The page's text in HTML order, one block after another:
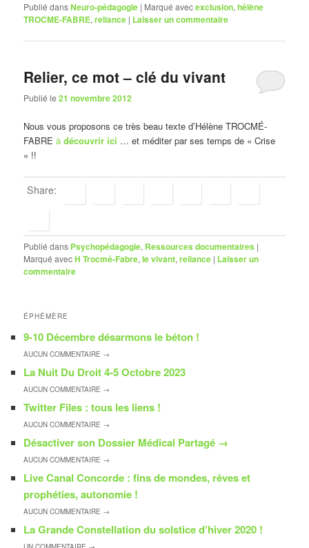
Publié dansNeuro-pédagogie | Marqué avecexclusion,hélène
TROCME-FABRE,reliance | Laisser un commentaire
Relier, ce mot – clé du vivant
Publié le21 novembre 2012
Nous vous proposons ce très beau texte d’Hélène TROCMÉ-
FABREàdécouvrir ici … et méditer par ses temps de « Crise
« !!
Share:
Publié dans Psychopédagogie, Ressources documentaires |
Marqué avecH Trocmé-Fabre,le vivant,reliance | Laisser un
commentaire
ÉPHÉMÈRE
9-10 Décembre désarmons le béton !
AUCUNCOMMENTAIRE →
La Nuit Du Droit 4-5 Octobre 2023
AUCUNCOMMENTAIRE →
Twitter Files : tous les liens !
AUCUNCOMMENTAIRE →
Désactiver son Dossier Médical Partagé →
AUCUNCOMMENTAIRE →
Live Canal Concorde : fins de mondes, rêves et
prophéties, autonomie !
AUCUNCOMMENTAIRE →
La Grande Constellation du solstice d’hiver 2020 !